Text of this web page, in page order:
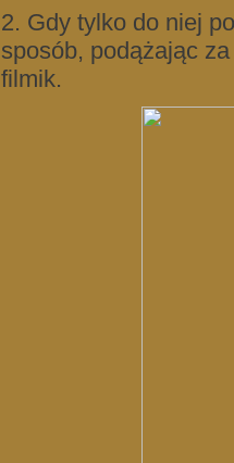
2. Gdy tylko do niej
sposób, podążając
filmik.